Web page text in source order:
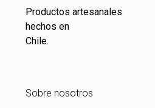
Productos artesanales
hechos en
Chile.
Sobre nosotros